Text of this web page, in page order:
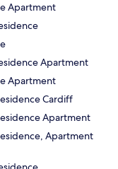
Apartment
Apartment
Apartment
Cardiff
Apartment
Apartment